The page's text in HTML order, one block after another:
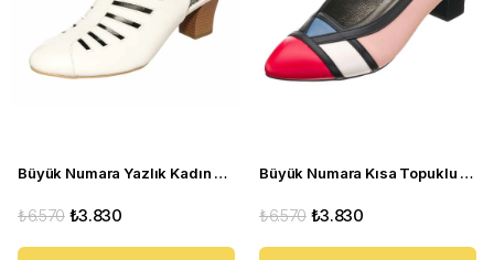
Büyük Numara Yazlık Kadın Stiletto Topuklu Ayakkabı KDR1841 Sedef
₺3.830
₺6.570
Büyük Numara Kısa Topuklu Kadın Stiletto ND97 Çok renkli
₺3.830
₺6.570